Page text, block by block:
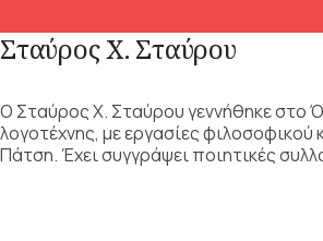
Σταύρος Χ. Σταύρου
Ο Σταύρος Χ. Σταύρου γεννήθηκε στο
λογοτέχνης, με εργασίες φιλοσοφικού
Πάτση. Έχει συγγράψει ποιητικές